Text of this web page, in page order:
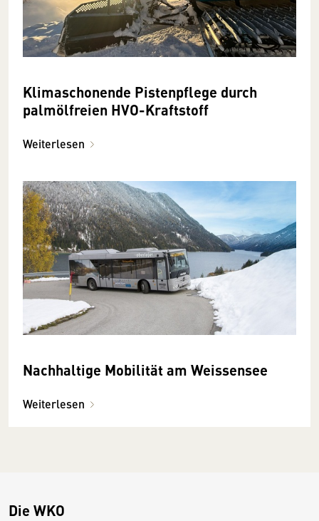
Klimaschonende Pistenpflege durch
palmölfreien HVO-Kraftstoff
Weiterlesen
Nach­haltige Mobilität am Weissen­see
Weiterlesen
Die WKO